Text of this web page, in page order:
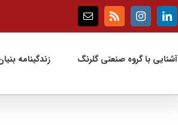
LinkedIn
Instagram
Rss
Email
آشنایی با گروه صنعتی گلرنگ زندگینامه